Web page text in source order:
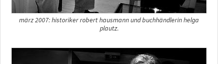
märz 2007: historiker robert hausmann und buchhändlerin helga
plautz.